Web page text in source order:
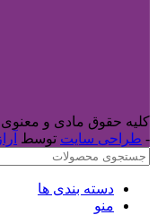
کلیه حقوق مادی و
- طراحی سایت توسط
دسته بندی ها
منو